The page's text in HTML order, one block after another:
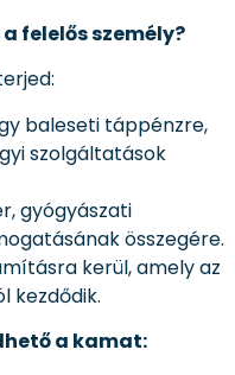
felelős személy?
baleseti táppénzre,
szolgáltatások
gyógyászati
összegére.
kerül, amely az
kezdődik.
a kamat: